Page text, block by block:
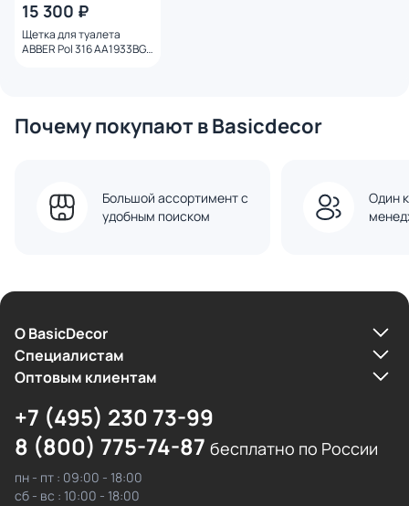
15 300 ₽
Щетка для туалета
ABBER Pol 316 AA1933BGG
Почему покупают в Basicdecor
Большой ассортимент с
удобным поиском
Один
О BasicDecor
Cпециалистам
Оптовым клиентам
+7 (495) 230 73-99
8 (800) 775-74-87 бесплатно по России
пн - пт : 09:00 - 18:00
сб - вс : 10:00 - 18:00